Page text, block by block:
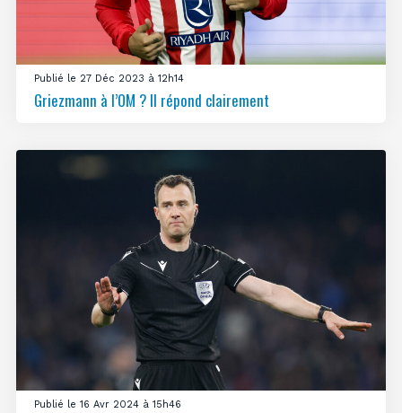
Publié le 27 Déc 2023 à 12h14
Griezmann à l’OM ? Il répond clairement
Publié le 16 Avr 2024 à 15h46